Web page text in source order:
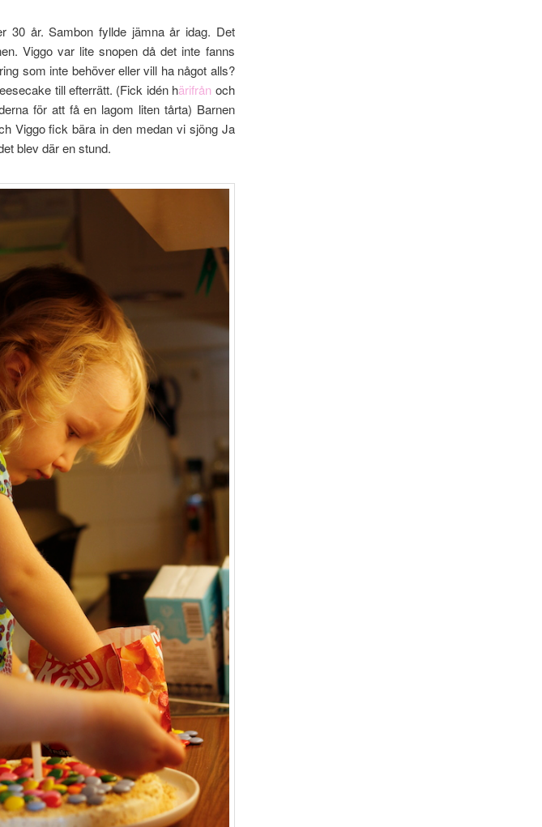
30 år. Sambon fyllde jämna år idag. Det
Viggo var lite snopen då det inte fanns
som inte behöver eller vill ha något alls?
till efterrätt. (Fick idén härifrån och
för att få en lagom liten tårta) Barnen
Viggo fick bära in den medan vi sjöng Ja
blev där en stund.